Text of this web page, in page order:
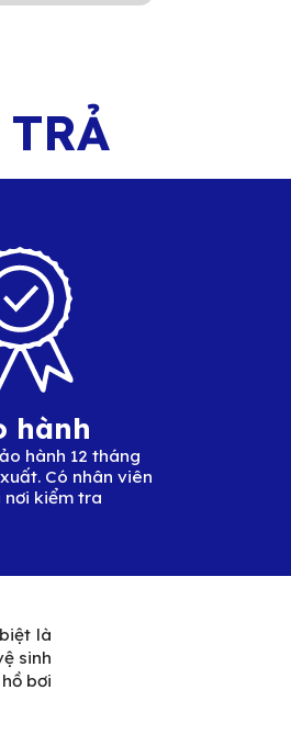
hành
hành 12 tháng
Có nhân viên
nơi kiểm tra
là
sinh
bơi